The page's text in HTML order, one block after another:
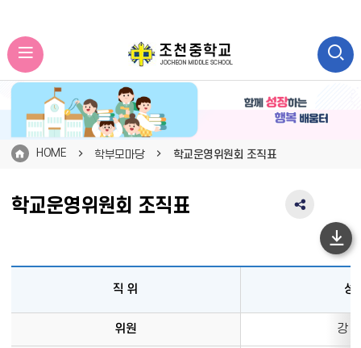
HOME 학부모마당 학교운영위원회 조직표
학교운영위원회 조직표
SNS
직 위 성
위원 강
하
단
이
동